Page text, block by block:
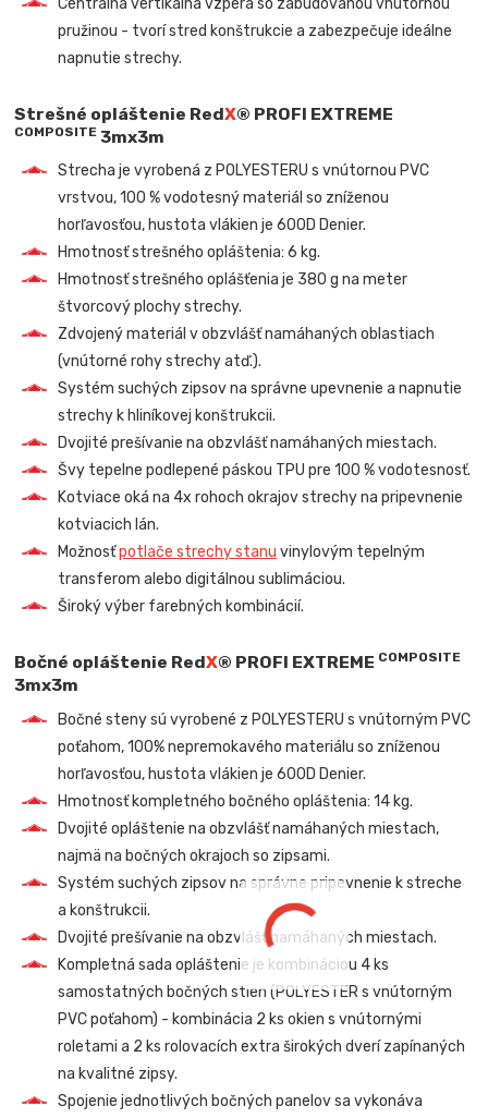
pružinou - tvorí stred konštrukcie a zabezpečuje ideálne
napnutie strechy.
Strešné opláštenie RedX® PROFI EXTREME
COMPOSITE 3mx3m
Strecha je vyrobená z POLYESTERU s vnútornou PVC
vrstvou, 100 % vodotesný materiál so zníženou
horľavosťou, hustota vlákien je 600D Denier.
Hmotnosť strešného opláštenia: 6 kg.
Hmotnosť strešného oplášťenia je 380 g na meter
štvorcový plochy strechy.
Zdvojený materiál v obzvlášť namáhaných oblastiach
(vnútorné rohy strechy atď.).
Systém suchých zipsov na správne upevnenie a napnutie
strechy k hliníkovej konštrukcii.
Dvojité prešívanie na obzvlášť namáhaných miestach.
Švy tepelne podlepené páskou TPU pre 100 % vodotesnosť.
Kotviace oká na 4x rohoch okrajov strechy na pripevnenie
kotviacich lán.
Možnosťpotlače strechy stanu vinylovým tepelným
transferom alebo digitálnou sublimáciou.
Široký výber farebných kombinácií.
Bočné opláštenie RedX® PROFI EXTREME COMPOSITE
3mx3m
Bočné steny sú vyrobené z POLYESTERU s vnútorným PVC
poťahom, 100% nepremokavého materiálu so zníženou
horľavosťou, hustota vlákien je 600D Denier.
Hmotnosť kompletného bočného opláštenia: 14 kg.
Dvojité opláštenie na obzvlášť namáhaných miestach,
najmä na bočných okrajoch so zipsami.
Systém suchých zipsov na správne pripevnenie k streche
a konštrukcii.
Dvojité prešívanie na obzvlášť namáhaných miestach.
Kompletná sada opláštenie je kombináciou 4 ks
samostatných bočných stien (POLYESTER s vnútorným
PVC poťahom) - kombinácia 2 ks okien s vnútornými
roletami a 2 ks rolovacích extra širokých dverí zapínaných
na kvalitné zipsy.
Spojenie jednotlivých bočných panelov sa vykonáva